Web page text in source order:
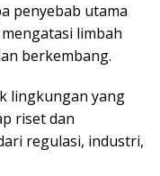
penyebab utama
limbah
berkembang.
lingkungan yang
riset dan
regulasi, industri,